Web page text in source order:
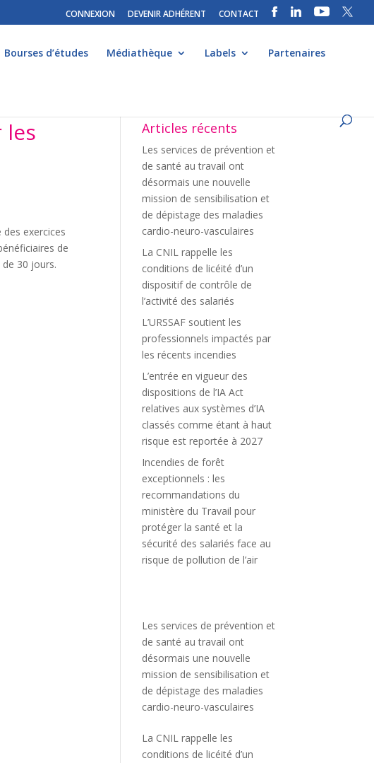
CONNEXION DEVENIR ADHÉRENT CONTACT
Bourses d’études Médiathèque Labels Partenaires
les
exercices
de
30 jours.
Articles récents
Les services de prévention et
de santé au travail ont
désormais une nouvelle
mission de sensibilisation et
de dépistage des maladies
cardio-neuro-vasculaires
La CNIL rappelle les
conditions de licéité d’un
dispositif de contrôle de
l’activité des salariés
L’URSSAF soutient les
professionnels impactés par
les récents incendies
L’entrée en vigueur des
dispositions de l’IA Act
relatives aux systèmes d’IA
classés comme étant à haut
risque est reportée à 2027
Incendies de forêt
exceptionnels : les
recommandations du
ministère du Travail pour
protéger la santé et la
sécurité des salariés face au
risque de pollution de l’air
Les services de prévention et
de santé au travail ont
désormais une nouvelle
mission de sensibilisation et
de dépistage des maladies
cardio-neuro-vasculaires
La CNIL rappelle les
conditions de licéité d’un